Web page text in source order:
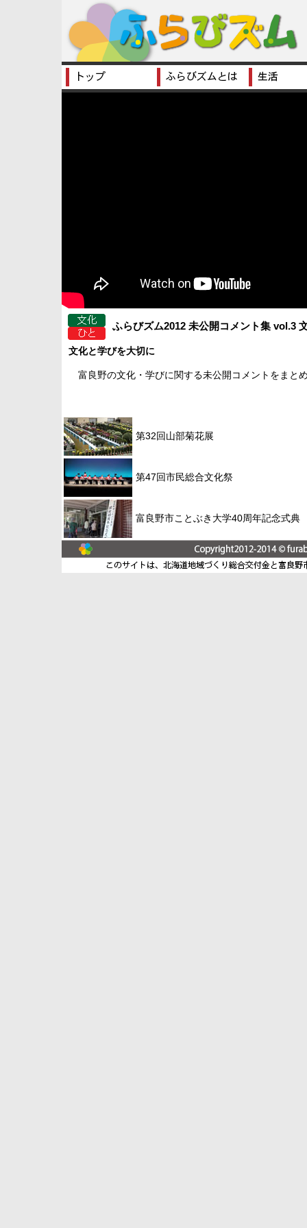
ふらびズム2012 未公開コメント集 vol.3
文化と学びを大切に
富良野の文化・学びに関する未公開コメントをまと
第32回山部菊花展
第47回市民総合文化祭
富良野市ことぶき大学40周年記念式典